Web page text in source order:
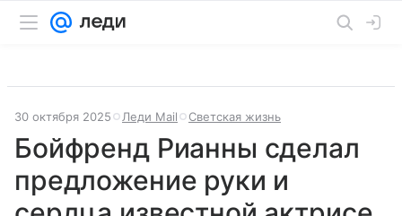
30 октября 2025 Леди Mail Светская жизнь
Бойфренд Рианны сделал
предложение руки и